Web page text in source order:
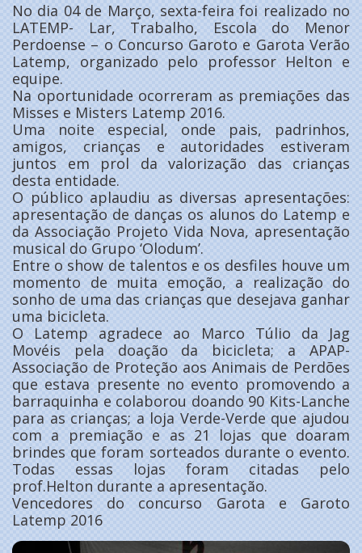
No dia 04 de Março, sexta-feira foi realizado no
LATEMP- Lar, Trabalho, Escola do Menor
Perdoense – o Concurso Garoto e Garota Verão
Latemp, organizado pelo professor Helton e
equipe.
Na oportunidade ocorreram as premiações das
Misses e Misters Latemp 2016.
Uma noite especial, onde pais, padrinhos,
amigos, crianças e autoridades estiveram
juntos em prol da valorização das crianças
desta entidade.
O público aplaudiu as diversas apresentações:
apresentação de danças os alunos do Latemp e
da Associação Projeto Vida Nova, apresentação
musical do Grupo ‘Olodum’.
Entre o show de talentos e os desfiles houve um
momento de muita emoção, a realização do
sonho de uma das crianças que desejava ganhar
uma bicicleta.
O Latemp agradece ao Marco Túlio da Jag
Movéis pela doação da bicicleta; a APAP-
Associação de Proteção aos Animais de Perdões
que estava presente no evento promovendo a
barraquinha e colaborou doando 90 Kits-Lanche
para as crianças; a loja Verde-Verde que ajudou
com a premiação e as 21 lojas que doaram
brindes que foram sorteados durante o evento.
Todas essas lojas foram citadas pelo
prof.Helton durante a apresentação.
Vencedores do concurso Garota e Garoto
Latemp 2016